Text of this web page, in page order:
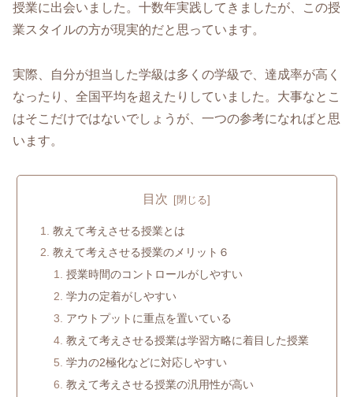
授業に出会いました。十数年実践してきましたが、この授
業スタイルの方が現実的だと思っています。
実際、自分が担当した学級は多くの学級で、達成率が高く
なったり、全国平均を超えたりしていました。大事なとこ
はそこだけではないでしょうが、一つの参考になればと思
います。
目次
教えて考えさせる授業とは
教えて考えさせる授業のメリット６
授業時間のコントロールがしやすい
学力の定着がしやすい
アウトプットに重点を置いている
教えて考えさせる授業は学習方略に着目した授業
学力の2極化などに対応しやすい
教えて考えさせる授業の汎用性が高い